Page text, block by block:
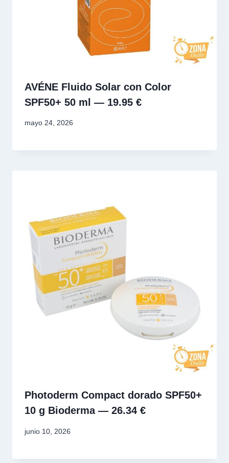
AVÉNE Fluido Solar con Color
SPF50+ 50 ml — 19.95 €
mayo 24, 2026
Photoderm Compact dorado SPF50+
10 g Bioderma — 26.34 €
junio 10, 2026